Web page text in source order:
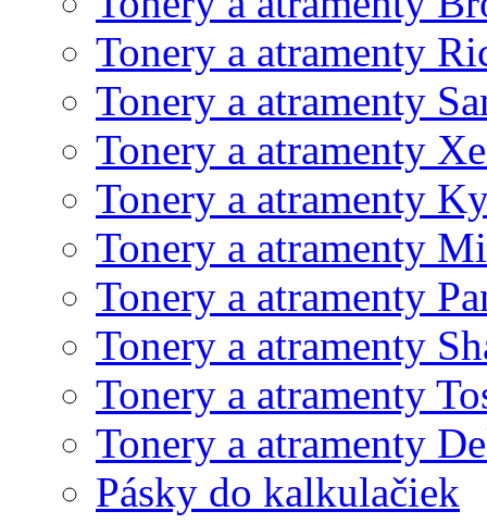
Tonery a atramenty
Tonery a atramenty
Tonery a atramenty
Tonery a atramenty
Tonery a atramenty
Tonery a atramenty
Tonery a atramenty
Tonery a atramenty
Tonery a atramenty
Pásky do kalkulačiek